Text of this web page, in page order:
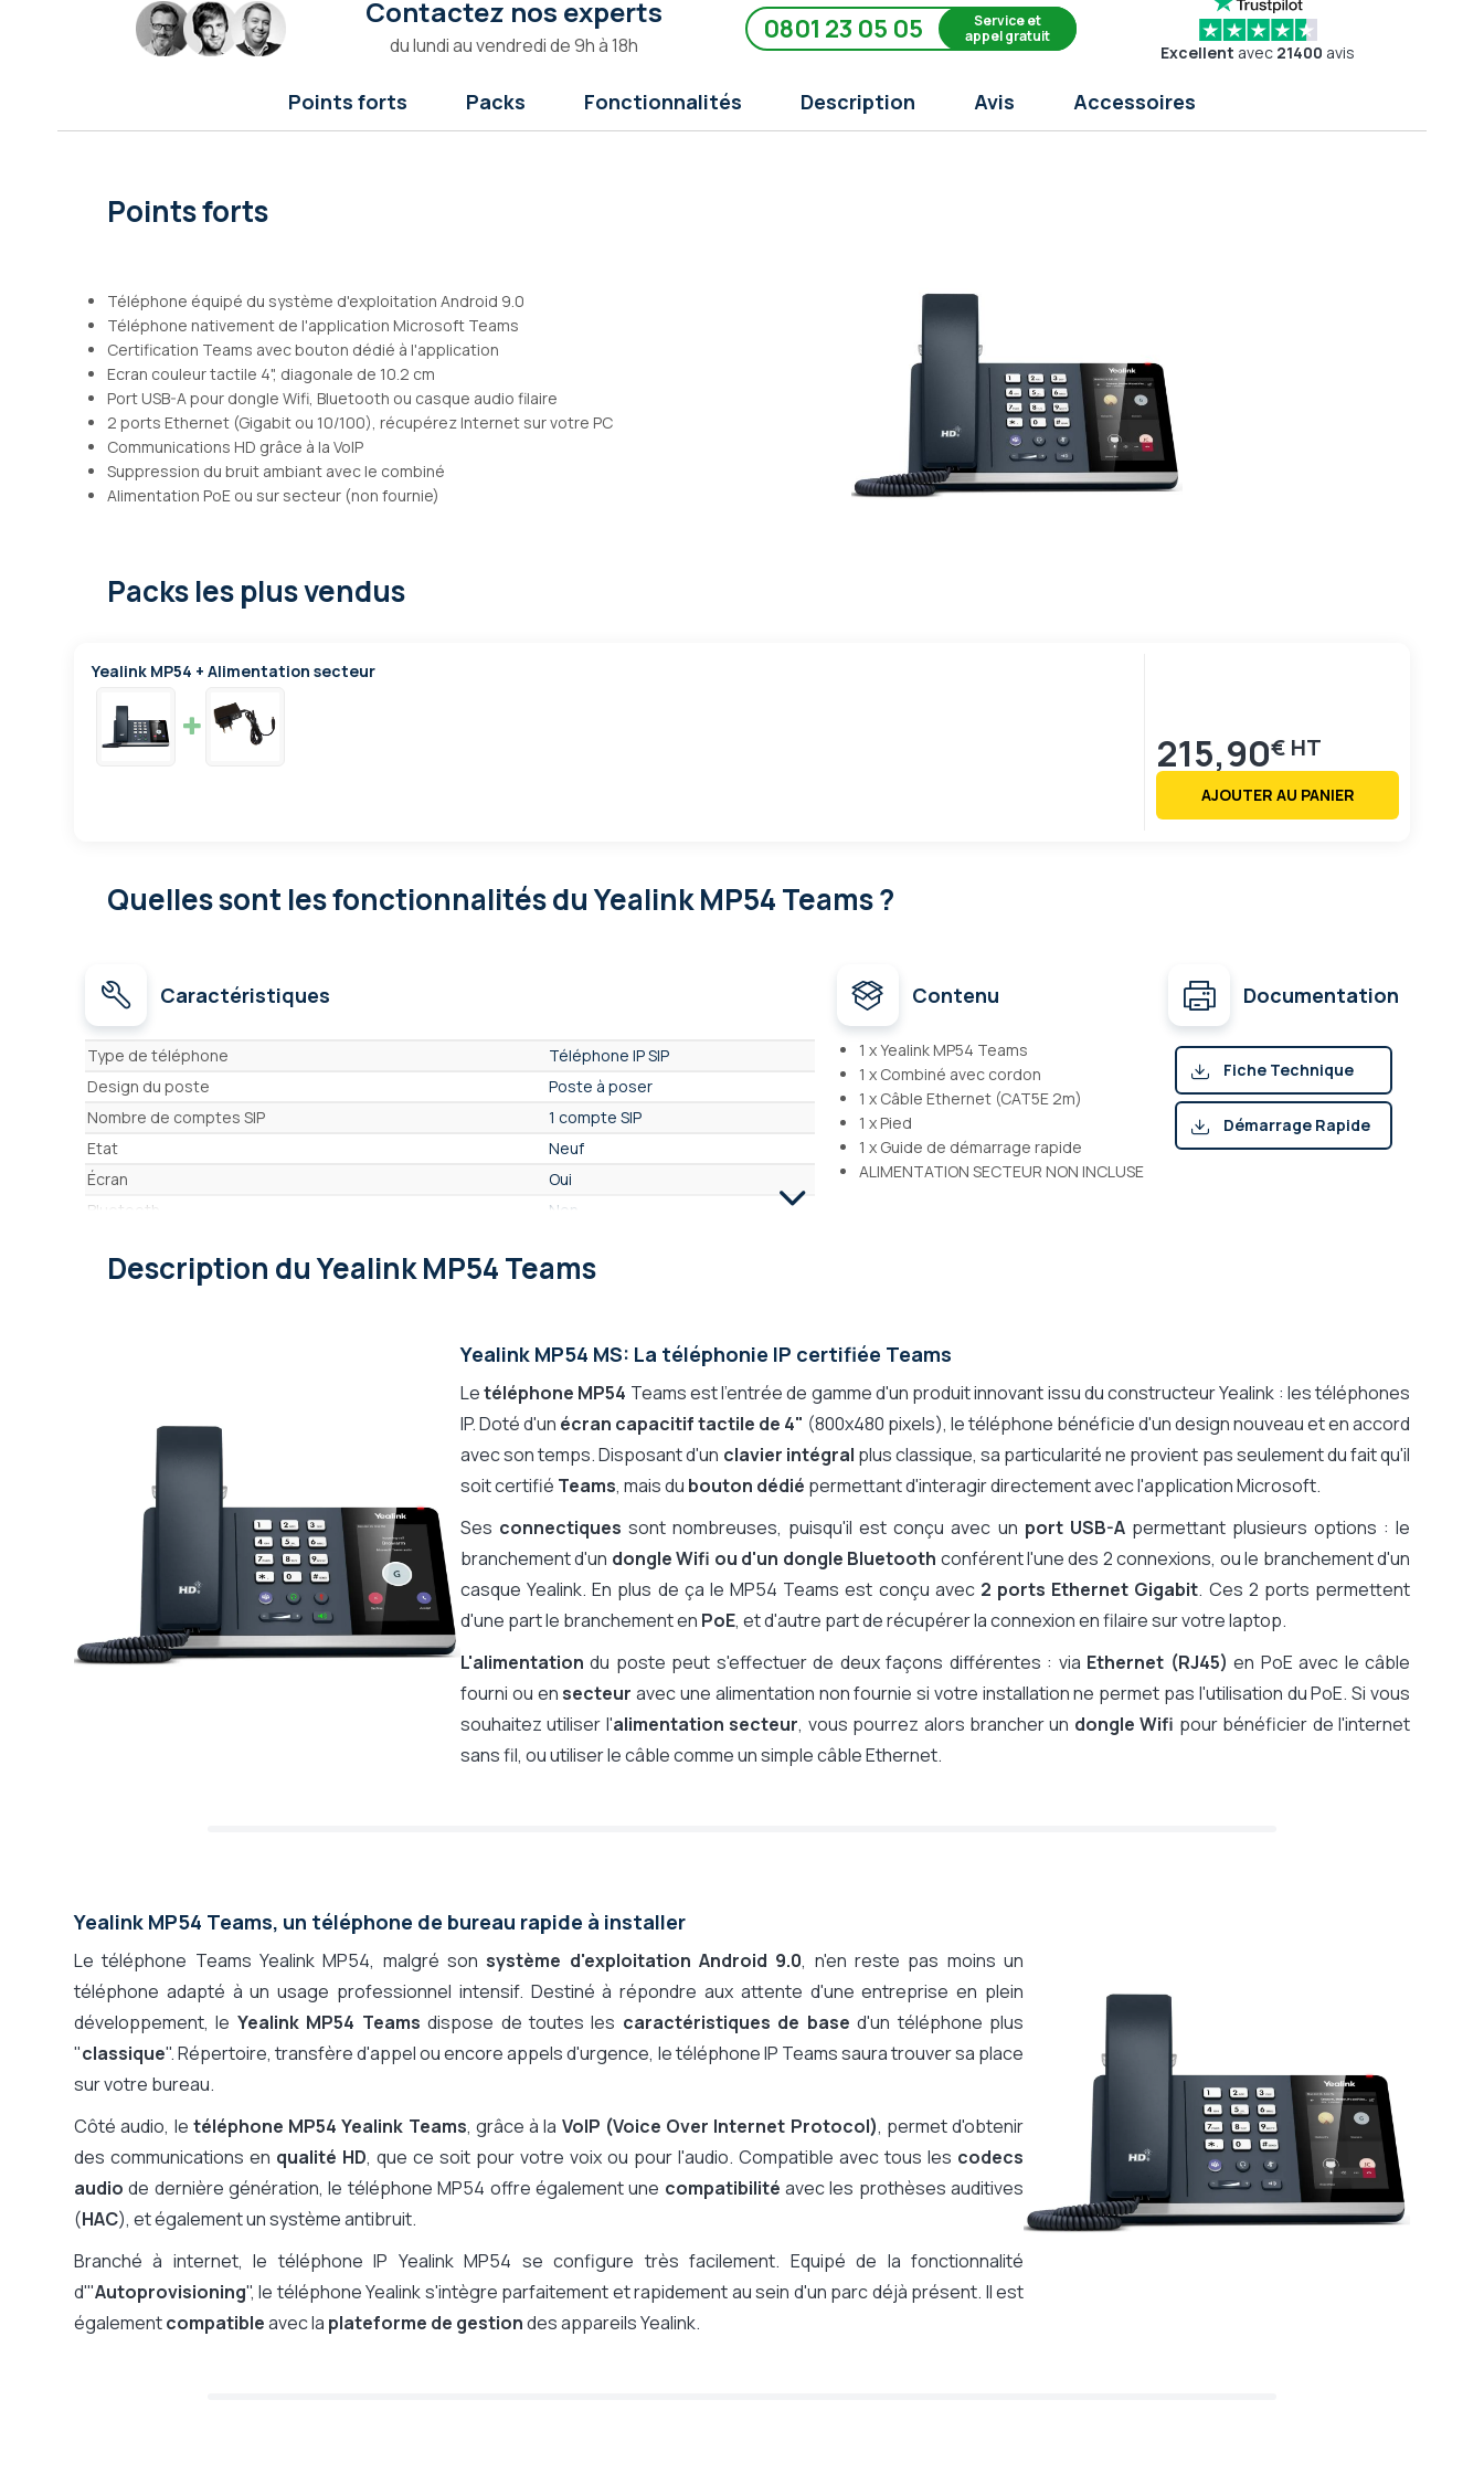
Contactez nos experts
du lundi au vendredi de 9h à 18h 0801 23 05 05
Service et
appel gratuit
Excellent avec 21400 avis
Points forts Packs Fonctionnalités Description Avis Accessoires
Points forts
Téléphone équipé du système d'exploitation Android 9.0
Téléphone nativement de l'application Microsoft Teams
Certification Teams avec bouton dédié à l'application
Ecran couleur tactile 4", diagonale de 10.2 cm
Port USB-A pour dongle Wifi, Bluetooth ou casque audio filaire
2 ports Ethernet (Gigabit ou 10/100), récupérez Internet sur votre PC
Communications HD grâce à la VoIP
Suppression du bruit ambiant avec le combiné
Alimentation PoE ou sur secteur (non fournie)
Packs les plus vendus
Yealink MP54 + Alimentation secteur
215,90€
AJOUTER AU PANIER
Quelles sont les fonctionnalitésdu Yealink MP54 Teams ?
Caractéristiques
Caractéristiques
Type de téléphone
Téléphone IP SIP
Design du poste
Poste à poser
Nombre de comptes SIP
1 compte SIP
Etat
Neuf
Écran
Oui
Bluetooth
Non
Wifi
Non
IP SIP
Oui
Compatible Microsoft Teams SIP gateway
Non
Compatibilité avec les systèmes
Microsoft Teams Phone
Contenu
1 x Yealink MP54 Teams
1 x Combiné avec cordon
1 x Câble Ethernet (CAT5E 2m)
1 x Pied
1 x Guide de démarrage rapide
ALIMENTATION SECTEUR NON INCLUSE
Documentation
Fiche Technique
(pdf)
Démarrage Rapide
Description du Yealink MP54 Teams
Yealink MP54 MS: La téléphonie IP certifiée Teams
Letéléphone MP54 Teams est l'entrée de gamme d'un produit innovant issu du constructeur Yealink : les téléphones
IP. Doté d'un écran capacitif tactile de 4" (800x480 pixels), le téléphone bénéficie d'un design nouveau et en accord
avec son temps. Disposant d'un clavier intégral plus classique, sa particularité ne provient pas seulement du fait qu'il
soit certifié Teams, mais du bouton dédié permettant d'interagir directement avec l'application Microsoft.
Ses connectiques sont nombreuses, puisqu'il est conçu avec un port USB-Apermettant plusieurs options : le
branchement d'un dongle Wifi ou d'un dongle Bluetooth conférent l'une des 2 connexions, ou le branchement d'un
casque Yealink. En plus de ça le MP54 Teams est conçu avec 2 ports Ethernet Gigabit. Ces 2 ports permettent
d'une part le branchement en PoE, et d'autre part de récupérer la connexion en filaire sur votre laptop.
L'alimentation du poste peut s'effectuer de deux façons différentes : via Ethernet (RJ45) en PoE avec le câble
fourni ou ensecteur avec une alimentation non fournie si votre installation ne permet pas l'utilisation du PoE. Si vous
souhaitez utiliser l'alimentation secteur, vous pourrez alors brancher un dongle Wifi pour bénéficier de l'internet
sans fil, ou utiliser le câble comme un simple câble Ethernet.
Yealink MP54 Teams, un téléphone de bureau rapide à installer
Le téléphone Teams Yealink MP54, malgré sonsystème d'exploitation Android 9.0, n'en reste pas moins un
téléphone adapté à un usage professionnel intensif. Destiné à répondre aux attente d'une entreprise en plein
développement, le Yealink MP54 Teams dispose de toutes les caractéristiques de base d'un téléphone plus
"classique". Répertoire, transfère d'appel ou encore appels d'urgence, le téléphone IP Teams saura trouver sa place
sur votre bureau.
Côté audio, le téléphone MP54 Yealink Teams, grâce à la VoIP (Voice Over Internet Protocol), permet d'obtenir
des communications en qualité HD, que ce soit pour votre voix ou pour l'audio. Compatible avec tous les codecs
audio de dernière génération, le téléphone MP54 offre également une compatibilité avec les prothèses auditives
(HAC), et également un système antibruit.
Branché à internet, le téléphone IP Yealink MP54 se configure très facilement. Equipé de la fonctionnalité
d'"Autoprovisioning", le téléphone Yealink s'intègre parfaitement et rapidement au sein d'un parc déjà présent. Il est
égalementcompatibleavec la plateforme de gestiondes appareils Yealink.